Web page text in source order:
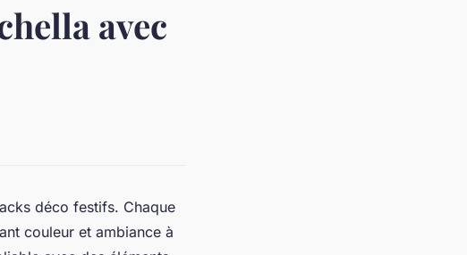
avec
déco festifs. Chaque
couleur et ambiance à